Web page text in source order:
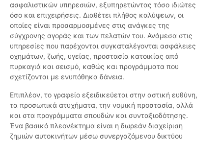
ασφαλιστικών υπηρεσιών, εξυπηρετώντας τόσο ιδιώτες
όσο και επιχειρήσεις. Διαθέτει πλήθος καλύψεων, οι
οποίες είναι προσαρμοσμένες στις ανάγκες της
σύγχρονης αγοράς και των πελατών του. Ανάμεσα στις
υπηρεσίες που παρέχονται συγκαταλέγονται ασφάλειες
οχημάτων, ζωής, υγείας, προστασία κατοικίας από
πυρκαγιά και σεισμό, καθώς και προγράμματα που
σχετίζονται με ενυπόθηκα δάνεια.
Επιπλέον, το γραφείο εξειδικεύεται στην αστική ευθύνη,
τα προσωπικά ατυχήματα, την νομική προστασία, αλλά
και στα προγράμματα σπουδών και συνταξιοδότησης.
Ένα βασικό πλεονέκτημα είναι η δωρεάν διαχείριση
ζημιών αυτοκινήτων μέσω συνεργαζόμενου δικτύου